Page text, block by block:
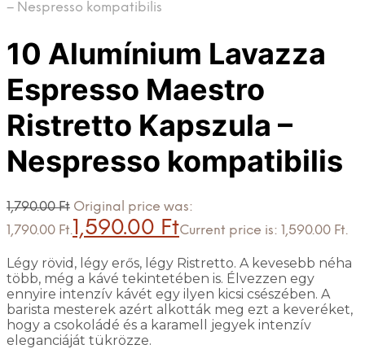
– Nespresso kompatibilis
10 Alumínium Lavazza
Espresso Maestro
Ristretto Kapszula –
Nespresso kompatibilis
1,790.00Ft Original price was:
1,790.00 Ft.1,590.00 FtCurrent price is: 1,590.00 Ft.
Légy rövid, légy erős, légy Ristretto. A kevesebb néha
több, még a kávé tekintetében is. Élvezzen egy
ennyire intenzív kávét egy ilyen kicsi csészében. A
barista mesterek azért alkották meg ezt a keveréket,
hogy a csokoládé és a karamell jegyek intenzív
eleganciáját tükrözze.